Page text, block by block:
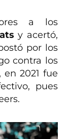
a los
y acertó,
por los
contra los
en 2021 fue
pues